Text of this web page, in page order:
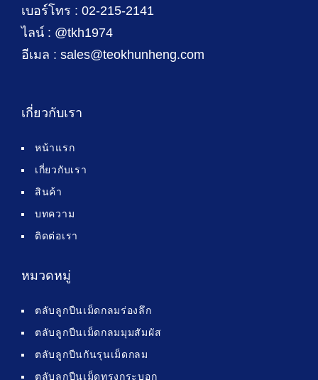
เบอร์โทร : 02-215-2141
ไลน์ : @tkh1974
อีเมล : sales@teokhunheng.com
เกี่ยวกับเรา
หน้าแรก
เกี่ยวกับเรา
สินค้า
บทความ
ติดต่อเรา
หมวดหมู่
ตลับลูกปืนเม็ดกลมร่องลึก
ตลับลูกปืนเม็ดกลมมุมสัมผัส
ตลับลูกปืนกันรุนเม็ดกลม
ตลับลูกปืนเม็ดทรงกระบอก